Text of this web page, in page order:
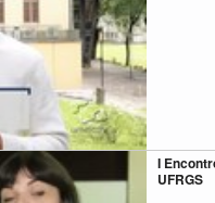
I
UFRGS